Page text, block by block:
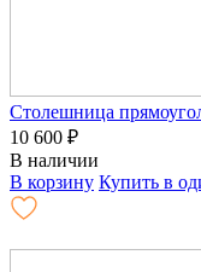
Столешница
10 600 ₽
В наличии
В корзину Купить в